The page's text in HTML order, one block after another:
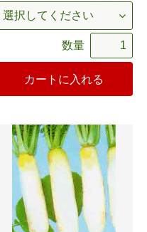
数量
カートに入れる